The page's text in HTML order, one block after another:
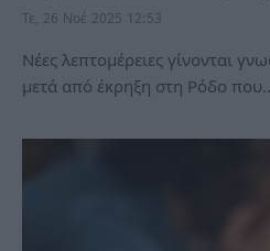
Τε, 26 Νοέ 2025 12:53
Νέες λεπτομέρειες γίνονται
μετά από έκρηξη στη Ρόδο